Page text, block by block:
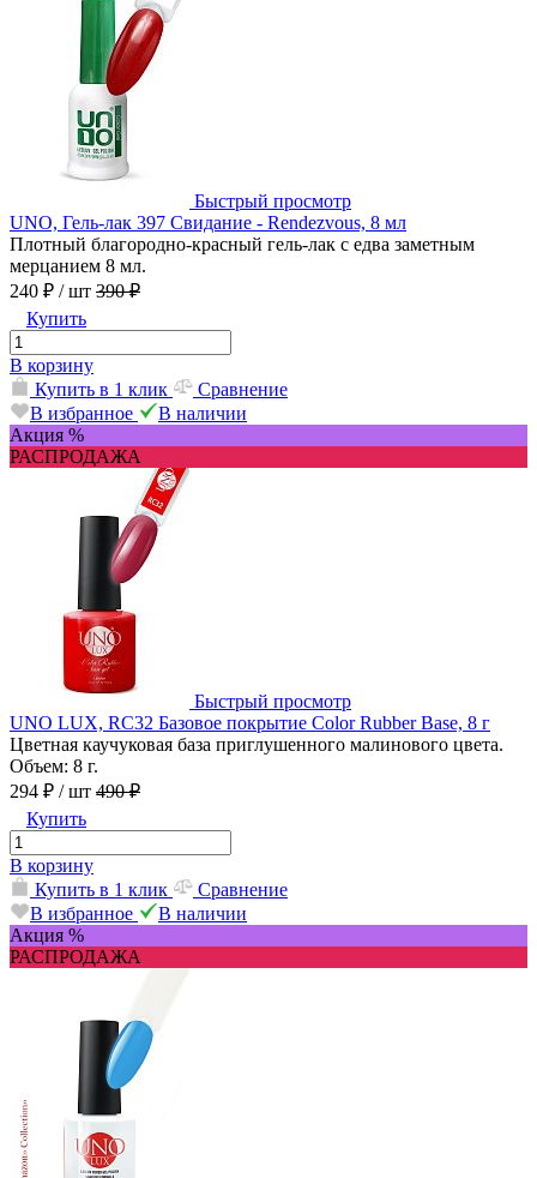
Быстрый просмотр
UNO, Гель-лак 397 Свидание - Rendezvous, 8 мл
Плотный благородно-красный гель-лак с едва заметным
мерцанием 8 мл.
240 ₽ / шт 390 ₽
Купить
В корзину
Купить в 1 клик
Сравнение
В избранное
В наличии
Акция %
РАСПРОДАЖА
Быстрый просмотр
UNO LUX, RC32 Базовое покрытие Color Rubber Base, 8 г
Цветная каучуковая база приглушенного малинового цвета.
Объем: 8 г.
294 ₽ / шт 490 ₽
Купить
В корзину
Купить в 1 клик
Сравнение
В избранное
В наличии
Акция %
РАСПРОДАЖА